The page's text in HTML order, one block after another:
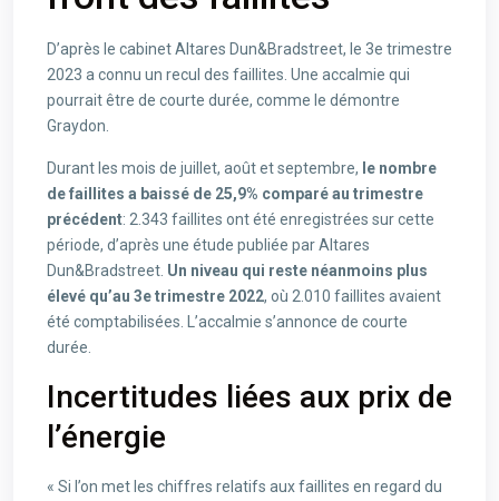
D’après le cabinet Altares Dun&Bradstreet, le 3e trimestre
2023 a connu un recul des faillites. Une accalmie qui
pourrait être de courte durée, comme le démontre
Graydon.
Durant les mois de juillet, août et septembre, le nombre
de faillites a baissé de 25,9% comparé au trimestre
précédent: 2.343 faillites ont été enregistrées sur cette
période, d’après une étude publiée par Altares
Dun&Bradstreet. Un niveau qui reste néanmoins plus
élevé qu’au 3e trimestre 2022, où 2.010 faillites avaient
été comptabilisées. L’accalmie s’annonce de courte
durée.
Incertitudes liées aux prix de
l’énergie
« Si l’on met les chiffres relatifs aux faillites en regard du